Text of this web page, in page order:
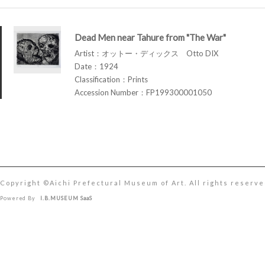
Dead Men near Tahure from "The War"
Artist：オットー・ディックス Otto DIX
Date：1924
Classification：Prints
Accession Number：FP199300001050
Copyright ©︎Aichi Prefectural Museum of Art. All rights
Powered By I.B.MUSEUM SaaS